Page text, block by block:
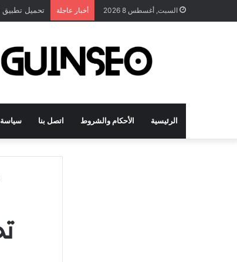
السبت, أغسطس 8 2026 أخبار عاجلة تحميل تطبيق DrawNote مهكر 2026 النسخة المدفوعة للأندرويد مجاناً
الرئيسية الأحكام والشروط اتصل بنا